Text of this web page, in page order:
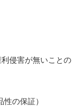
侵害が無いことの
の保証）